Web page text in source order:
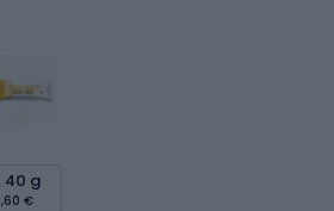
40 g
€